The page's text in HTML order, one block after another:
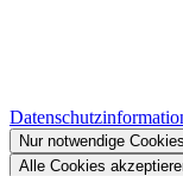
Nur notwendige Cookies
Alle Cookies